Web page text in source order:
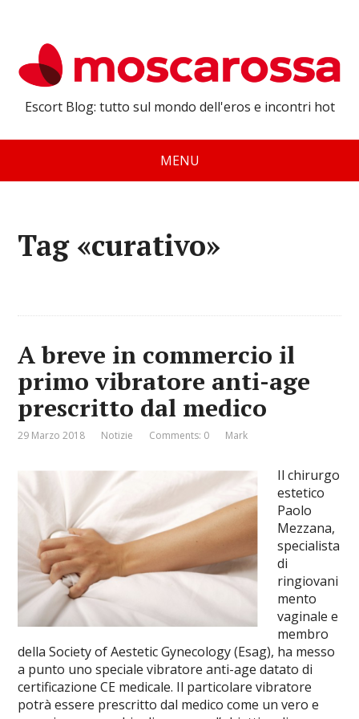
Escort Blog: tutto sul mondo dell'eros e incontri hot
MENU
Tag «curativo»
A breve in commercio il
primo vibratore anti-age
prescritto dal medico
29 Marzo 2018 Notizie Comments: 0 Mark
Il chirurgo
estetico
Paolo
Mezzana,
specialista
di
ringiovani
mento
vaginale e
membro
della Society of Aestetic Gynecology (Esag), ha messo
a punto uno speciale vibratore anti-age datato di
certificazione CE medicale. Il particolare vibratore
potrà essere prescritto dal medico come un vero e